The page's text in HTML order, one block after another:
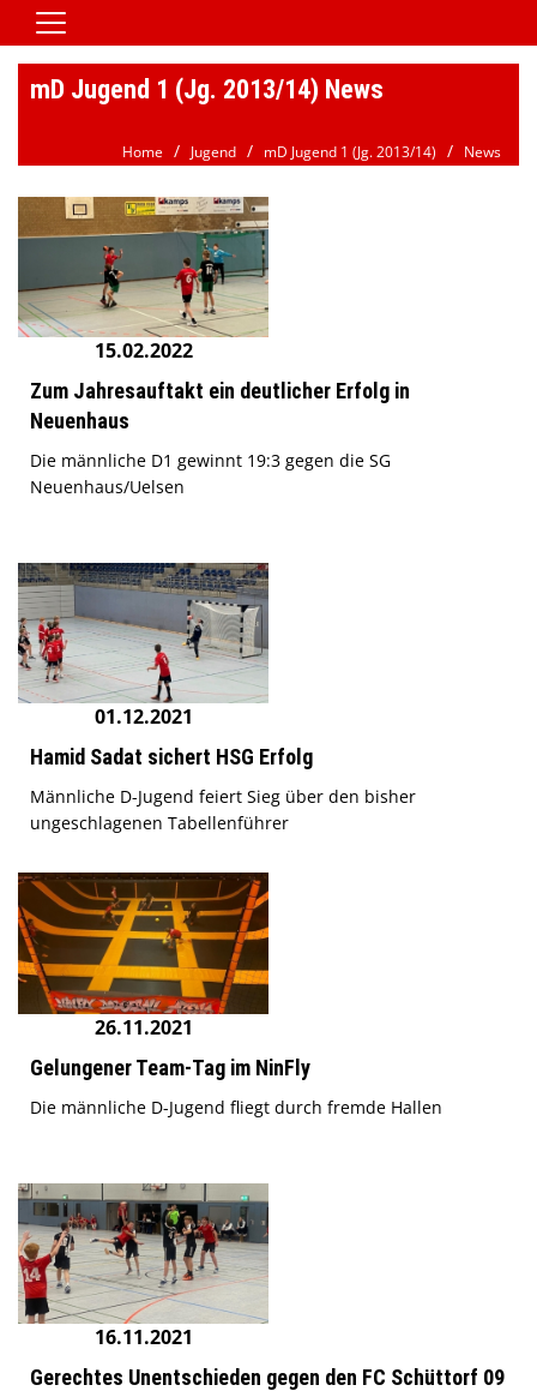
Home
Jugend
Spielbetrieb
Verein/Satzung
Downloads
Kontaktformular
Galerie
HSG Jobbörse
mD Jugend 1 (Jg. 2013/14) News
Home Jugend mD Jugend 1 (Jg. 2013/14) News
15.02.2022
Zum Jahresauftakt ein deutlicher Erfolg in
Neuenhaus
Die männliche D1 gewinnt 19:3 gegen die SG
Neuenhaus/Uelsen
01.12.2021
Hamid Sadat sichert HSG Erfolg
Männliche D-Jugend feiert Sieg über den bisher
ungeschlagenen Tabellenführer
26.11.2021
Gelungener Team-Tag im NinFly
Die männliche D-Jugend fliegt durch fremde Hallen
16.11.2021
Gerechtes Unentschieden gegen den FC Schüttorf 09